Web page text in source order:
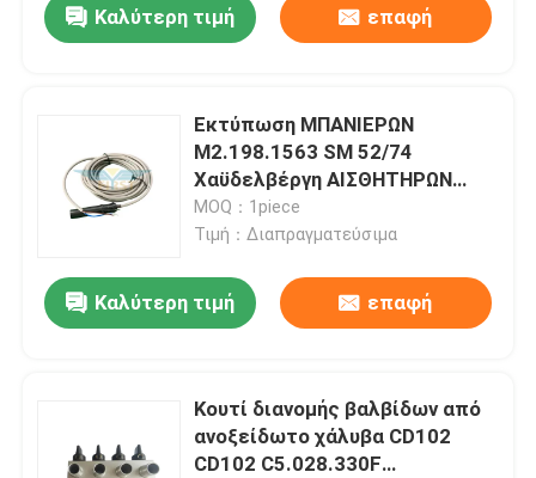
Καλύτερη τιμή επαφή
Εκτύπωση ΜΠΑΝΙΕΡΩΝ
M2.198.1563 SM 52/74
Χαϋδελβέργη ΑΙΣΘΗΤΗΡΩΝ
ΣΤΑΘΜΩΝ ΎΔΑΤΟΣ
MOQ：1piece
Τιμή：Διαπραγματεύσιμα
Καλύτερη τιμή επαφή
Κουτί διανομής βαλβίδων από
ανοξείδωτο χάλυβα CD102
CD102 C5.028.330F